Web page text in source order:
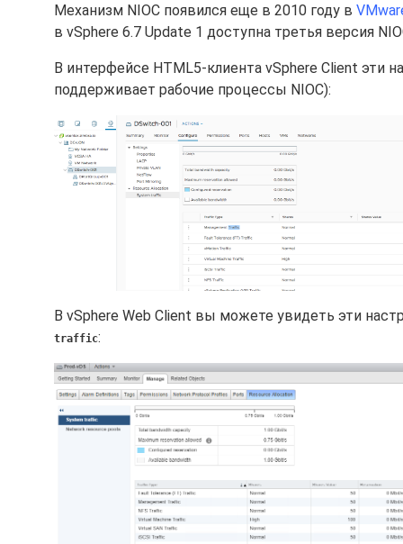
Механизм NIOC появился еще в 2010 году в
в vSphere 6.7 Update 1 доступна третья версия
В интерфейсе HTML5-клиента vSphere Client эти
поддерживает рабочие процессы NIOC):
В vSphere Web Client вы можете увидеть эти
traffic: